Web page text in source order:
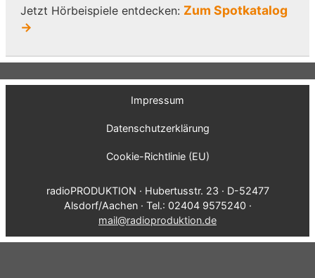
Jetzt Hörbeispiele entdecken: Zum Spotkatalog
→
Impressum
Datenschutzerklärung
Cookie-Richtlinie (EU)
radioPRODUKTION · Hubertusstr. 23 · D-52477
Alsdorf/Aachen · Tel.: 02404 9575240 ·
mail@radioproduktion.de